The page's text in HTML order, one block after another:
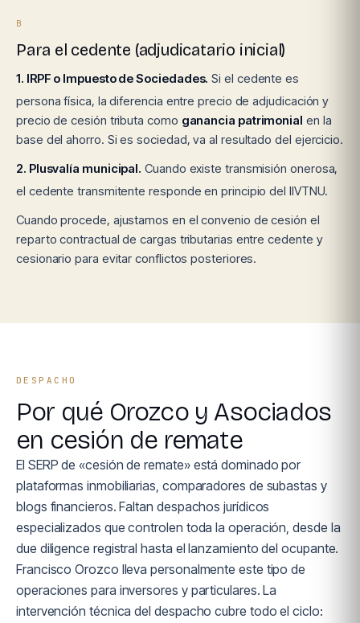
B
Para el cedente (adjudicatario inicial)
1. IRPF o Impuesto de Sociedades. Si el cedente es
persona física, la diferencia entre precio de adjudicación y
precio de cesión tributa como ganancia patrimonial en la
base del ahorro. Si es sociedad, va al resultado del ejercicio.
2. Plusvalía municipal. Cuando existe transmisión onerosa,
el cedente transmitente responde en principio del IIVTNU.
Cuando procede, ajustamos en el convenio de cesión el
reparto contractual de cargas tributarias entre cedente y
cesionario para evitar conflictos posteriores.
DESPACHO
Por qué Orozco y Asociados
en cesión de remate
El SERP de «cesión de remate» está dominado por
plataformas inmobiliarias, comparadores de subastas y
blogs financieros. Faltan despachos jurídicos
especializados que controlen toda la operación, desde la
due diligence registral hasta el lanzamiento del ocupante.
Francisco Orozco lleva personalmente este tipo de
operaciones para inversores y particulares. La
intervención técnica del despacho cubre todo el ciclo: